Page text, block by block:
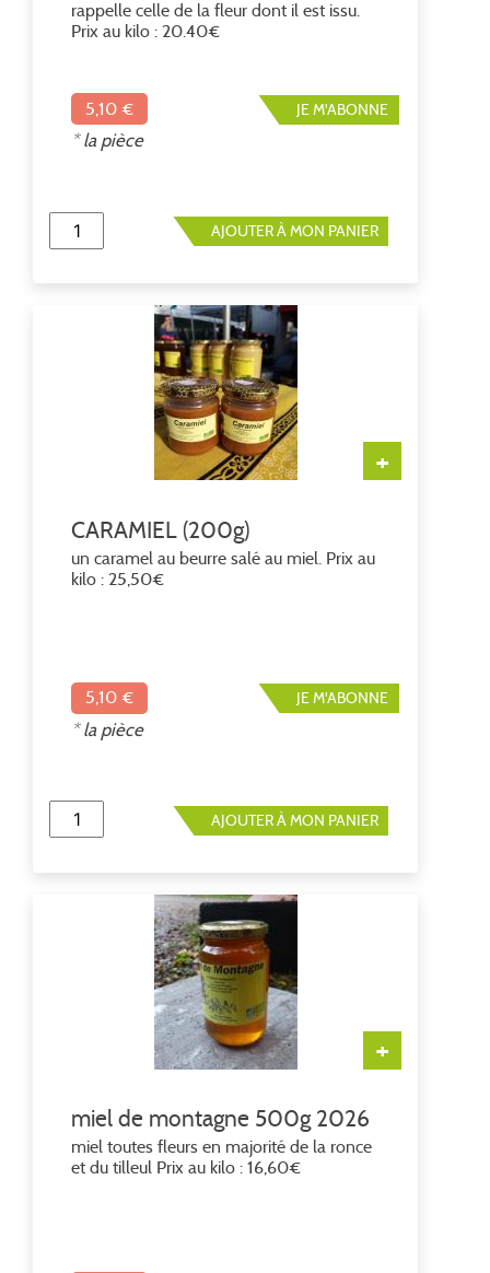
rappelle celle de la fleur dont il est issu.
Prix au kilo : 20.40€
JE M'ABONNE
5,10 €
* la pièce
AJOUTER À MON PANIER
+
CARAMIEL (200g)
un caramel au beurre salé au miel. Prix au
kilo : 25,50€
JE M'ABONNE
5,10 €
* la pièce
AJOUTER À MON PANIER
+
miel de montagne 500g 2026
miel toutes fleurs en majorité de la ronce
et du tilleul Prix au kilo : 16,60€